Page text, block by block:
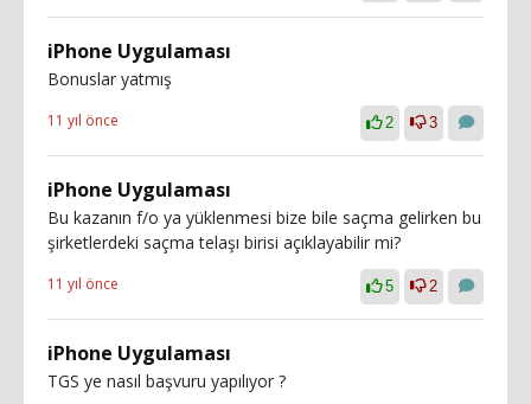
iPhone Uygulaması
Bonuslar yatmış
11 yıl önce 2 3
iPhone Uygulaması
Bu kazanın f/o ya yüklenmesi bize bile saçma gelirken bu
şirketlerdeki saçma telaşı birisi açıklayabilir mi?
11 yıl önce 5 2
iPhone Uygulaması
TGS ye nasıl başvuru yapılıyor ?